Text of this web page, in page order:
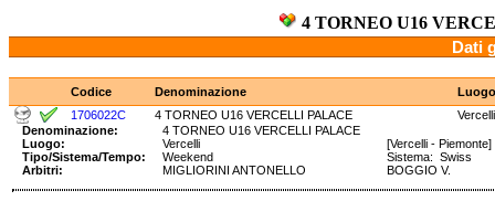
4 TORNEO U16
Dati
Codice Denominazione
Luogo
1706022C
4 TORNEO U16 VERCELLI PALACE
Vercelli
Denominazione:
4 TORNEO U16 VERCELLI PALACE
Luogo:
Vercelli
[Vercelli - Piemonte]
Tipo/Sistema/Tempo:
Weekend
Sistema: Swiss
Arbitri:
MIGLIORINI ANTONELLO BOGGIO V.